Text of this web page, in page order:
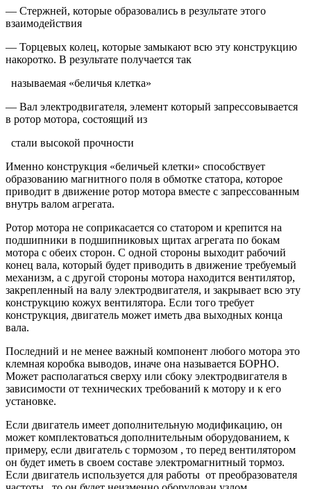
— Стержней, которые образовались в результате этого
взаимодействия
— Торцевых колец, которые замыкают всю эту конструкцию
накоротко. В результате получается так
называемая «беличья клетка»
— Вал электродвигателя, элемент который запрессовывается
в ротор мотора, состоящий из
стали высокой прочности
Именно конструкция «беличьей клетки» способствует
образованию магнитного поля в обмотке статора, которое
приводит в движение ротор мотора вместе с запрессованным
внутрь валом агрегата.
Ротор мотора не соприкасается со статором и крепится на
подшипники в подшипниковых щитах агрегата по бокам
мотора с обеих сторон. С одной стороны выходит рабочий
конец вала, который будет приводить в движение требуемый
механизм, а с другой стороны мотора находится вентилятор,
закрепленный на валу электродвигателя, и закрывает всю эту
конструкцию кожух вентилятора. Если того требует
конструкция, двигатель может иметь два выходных конца
вала.
Последний и не менее важный компонент любого мотора это
клемная коробка выводов, иначе она называется БОРНО.
Может располагаться сверху или сбоку электродвигателя в
зависимости от технических требований к мотору и к его
установке.
Если двигатель имеет дополнительную модификацию, он
может комплектоваться дополнительным оборудованием, к
примеру, если двигатель с тормозом , то перед вентилятором
он будет иметь в своем составе электромагнитный тормоз.
Если двигатель используется для работы от преобразователя